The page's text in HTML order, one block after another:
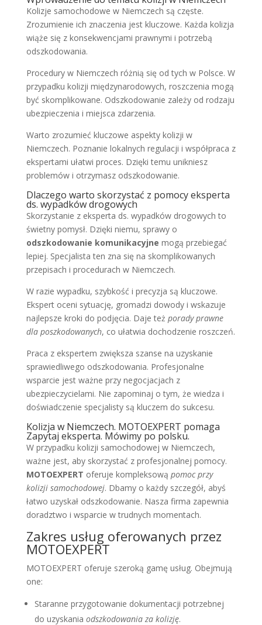
Kolizje samochodowe w Niemczech są częste.
Zrozumienie ich znaczenia jest kluczowe. Każda kolizja
wiąże się z konsekwencjami prawnymi i potrzebą
odszkodowania.
Procedury w Niemczech różnią się od tych w Polsce. W
przypadku kolizji międzynarodowych, roszczenia mogą
być skomplikowane. Odszkodowanie zależy od rodzaju
ubezpieczenia i miejsca zdarzenia.
Warto zrozumieć kluczowe aspekty kolizji w
Niemczech. Poznanie lokalnych regulacji i współpraca z
ekspertami ułatwi proces. Dzięki temu unikniesz
problemów i otrzymasz odszkodowanie.
Dlaczego warto skorzystać z pomocy eksperta
ds. wypadków drogowych
Skorzystanie z eksperta ds. wypadków drogowych to
świetny pomysł. Dzięki niemu, sprawy o
odszkodowanie komunikacyjne mogą przebiegać
lepiej. Specjalista ten zna się na skomplikowanych
przepisach i procedurach w Niemczech.
W razie wypadku, szybkość i precyzja są kluczowe.
Ekspert oceni sytuację, gromadzi dowody i wskazuje
najlepsze kroki do podjęcia. Daje też porady prawne
dla poszkodowanych, co ułatwia dochodzenie roszczeń.
Praca z ekspertem zwiększa szanse na uzyskanie
sprawiedliwego odszkodowania. Profesjonalne
wsparcie jest ważne przy negocjacjach z
ubezpieczycielami. Nie zapominaj o tym, że wiedza i
doświadczenie specjalisty są kluczem do sukcesu.
Kolizja w Niemczech. MOTOEXPERT pomaga
Zapytaj eksperta. Mówimy po polsku.
W przypadku kolizji samochodowej w Niemczech,
ważne jest, aby skorzystać z profesjonalnej pomocy.
MOTOEXPERT oferuje kompleksową pomoc przy
kolizji samochodowej. Dbamy o każdy szczegół, abyś
łatwo uzyskał odszkodowanie. Nasza firma zapewnia
doradztwo i wsparcie w trudnych momentach.
Zakres usług oferowanych przez
MOTOEXPERT
MOTOEXPERT oferuje szeroką gamę usług. Obejmują
one:
Staranne przygotowanie dokumentacji potrzebnej
do uzyskania odszkodowania za kolizję.